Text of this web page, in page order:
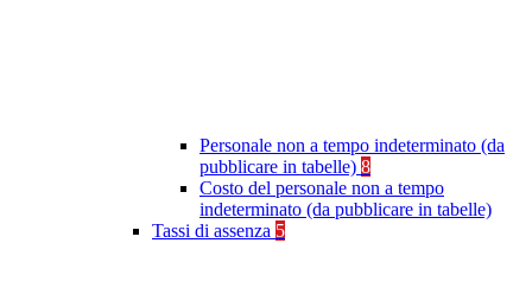
Personale non a tempo indeterminato (da
pubblicare in tabelle) 8
Costo del personale non a tempo
indeterminato (da pubblicare in tabelle)
Tassi di assenza 5